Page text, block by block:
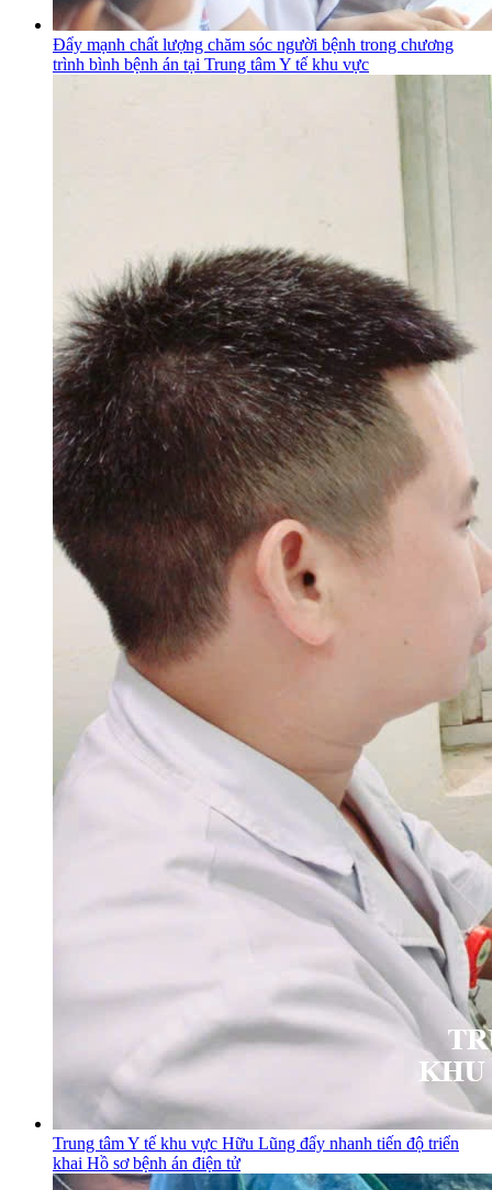
Đẩy mạnh chất lượng chăm sóc người bệnh trong chương
trình bình bệnh án tại Trung tâm Y tế khu vực
Trung tâm Y tế khu vực Hữu Lũng đẩy nhanh tiến độ triển
khai Hồ sơ bệnh án điện tử